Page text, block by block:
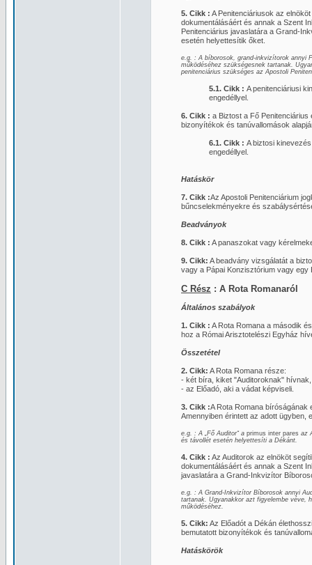
5. Cikk : A Penitenciáriusok az
dokumentálásáért és annak a Szent
Penitenciárius javaslatára a Grand-
esetén helyettesítik őket.
e.g. : A bíborosok, grand-inkvizítorok annyi
működéséhez szükségesnek tartanak.
penitenciárius szükséges az Apostoli
5.1. Cikk : A penitenciáriusi
engedéllyel.
6. Cikk : a Biztost a Fő Penitenciárius
bizonyítékok és tanúvallomások
6.1. Cikk : A biztosi
engedéllyel.
Hatáskör
7. Cikk :Az Apostoli Penitenciárium
bűncselekményekre és
Beadványok
8. Cikk : A panaszokat vagy
9. Cikk: A beadvány vizsgálatát a
vagy a Pápai Konzisztórium vagy
C Rész : A Rota Romanaról
Általános szabályok
1. Cikk : A Rota Romana a második
hoz a Római Arisztotelészi Egyház
Összetétel
2. Cikk: A Rota Romana része:
- két bíra, kiket "Auditoroknak"
- az Előadó, aki a vádat képviseli.
3. Cikk :A Rota Romana
Amennyiben érintett az adott
e.g. : A „Fő Auditor“ a primus inter pares az
és távollét esetén helyettesíti a Dékánt.
4. Cikk : Az Auditorok az elnököt
dokumentálásáért és annak a Szent
javaslatára a Grand-Inkvizítor
e.g. : A Grand-Inkvizítor Bíborosok annyi
tartanak. Ugyanakkor azt figyelembe véve,
működéséhez.
5. Cikk: Az Előadót a Dékán
bemutatott bizonyítékok és
Hatáskörök